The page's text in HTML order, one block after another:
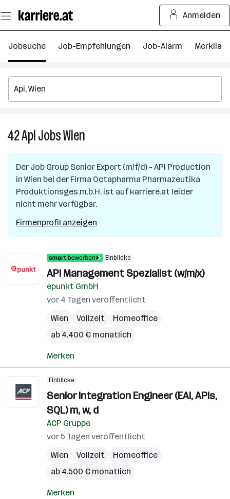
Seiteninhalt
springen
Anmelden
Jobsuche Job-Empfehlungen Job-Alarm Merkliste
42ApiJobsWien
in
Wien
Der Job Group Senior Expert (m/f/d) - API Production
in Wien bei der Firma Octapharma Pharmazeutika
Produktionsges.m.b.H. ist auf karriere.at leider
nicht mehr verfügbar.
Firmenprofil anzeigen
Einblicke
API Management Spezialist (w/m/x)
epunkt GmbH
vor 4 Tagen veröffentlicht
Wien
Vollzeit
Homeoffice
ab 4.400 € monatlich
Merken
Einblicke
Senior Integration Engineer (EAI, APIs,
SQL) m, w, d
ACP Gruppe
vor 5 Tagen veröffentlicht
Wien
Vollzeit
Homeoffice
ab 4.500 € monatlich
Merken